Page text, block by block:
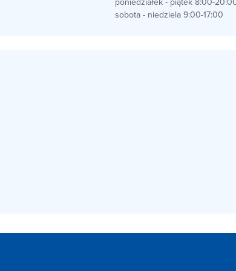
sobota - niedziela 9:00-17:00